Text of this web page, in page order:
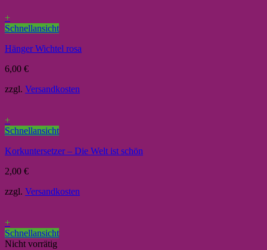
+
Schnellansicht
Hänger Wichtel rosa
6,00 €
zzgl. Versandkosten
+
Schnellansicht
Korkuntersetzer – Die Welt ist schön
2,00 €
zzgl. Versandkosten
+
Schnellansicht
Nicht vorrätig